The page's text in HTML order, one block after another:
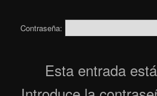
Contraseña:
Esta entrada